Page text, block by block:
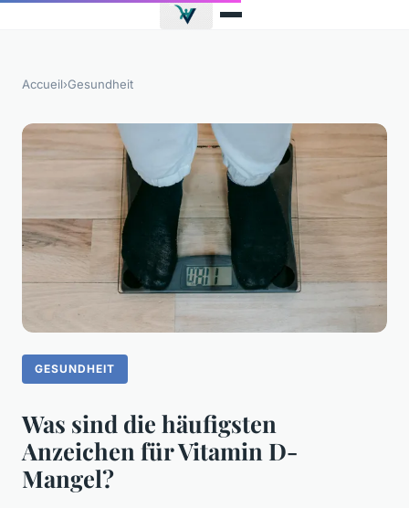
Accueil›Gesundheit
GESUNDHEIT
Was sind die häufigsten
Anzeichen für Vitamin D-
Mangel?